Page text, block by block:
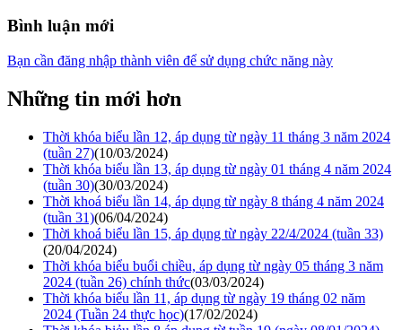
Bình luận mới
Bạn cần đăng nhập thành viên để sử dụng chức năng này
Những tin mới hơn
Thời khóa biểu lần 12, áp dụng từ ngày 11 tháng 3 năm 2024
(tuần 27)(10/03/2024)
Thời khóa biểu lần 13, áp dụng từ ngày 01 tháng 4 năm 2024
(tuần 30)(30/03/2024)
Thời khoá biểu lần 14, áp dụng từ ngày 8 tháng 4 năm 2024
(tuần 31)(06/04/2024)
Thời khoá biểu lần 15, áp dụng từ ngày 22/4/2024 (tuần 33)
(20/04/2024)
Thời khóa biểu buổi chiều, áp dụng từ ngày 05 tháng 3 năm
2024 (tuần 26) chính thức(03/03/2024)
Thời khóa biểu lần 11, áp dụng từ ngày 19 tháng 02 năm
2024 (Tuần 24 thực học)(17/02/2024)